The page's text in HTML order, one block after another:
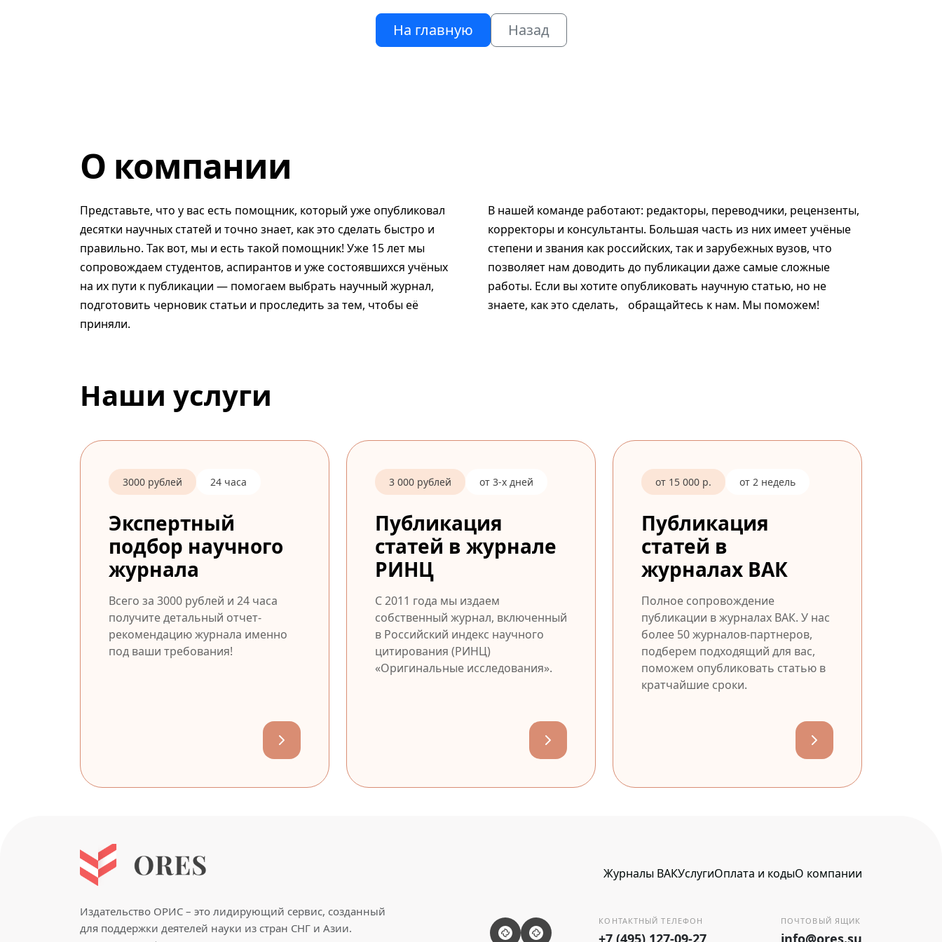
На главную Назад
О компании
Представьте, что у вас есть помощник, который уже опубликовал
десятки научных статей и точно знает, как это сделать быстро и
правильно. Так вот, мы и есть такой помощник! Уже 15 лет мы
сопровождаем студентов, аспирантов и уже состоявшихся учёных
на их пути к публикации — помогаем выбрать научный журнал,
подготовить черновик статьи и проследить за тем, чтобы её
приняли.
В нашей команде работают: редакторы, переводчики, рецензенты,
корректоры и консультанты. Большая часть из них имеет учёные
степени и звания как российских, так и зарубежных вузов, что
позволяет нам доводить до публикации даже самые сложные
работы. Если вы хотите опубликовать научную статью, но не
знаете, как это сделать, обращайтесь к нам. Мы поможем!
Наши услуги
3000 рублей 24 часа
Экспертный
подбор научного
журнала
Всего за 3000 рублей и 24 часа
получите детальный отчет-
рекомендацию журнала именно
под ваши требования!
3 000 рублей от 3-х дней
Публикация
статей в журнале
РИНЦ
С 2011 года мы издаем
собственный журнал, включенный
в Российский индекс научного
цитирования (РИНЦ)
«Оригинальные исследования».
от 15 000 р. от 2 недель
Публикация
статей в
журналах ВАК
Полное сопровождение
публикации в журналах ВАК. У нас
более 50 журналов-партнеров,
подберем подходящий для вас,
поможем опубликовать статью в
кратчайшие сроки.
Издательство ОРИС – это лидирующий сервис, созданный
для поддержки деятелей науки из стран СНГ и Азии.
Журналы ВАКУслугиОплата и кодыО компании
КОНТАКТНЫЙ ТЕЛЕФОН
+7 (495) 127-09-27
ПОЧТОВЫЙ ЯЩИК
info@ores.su